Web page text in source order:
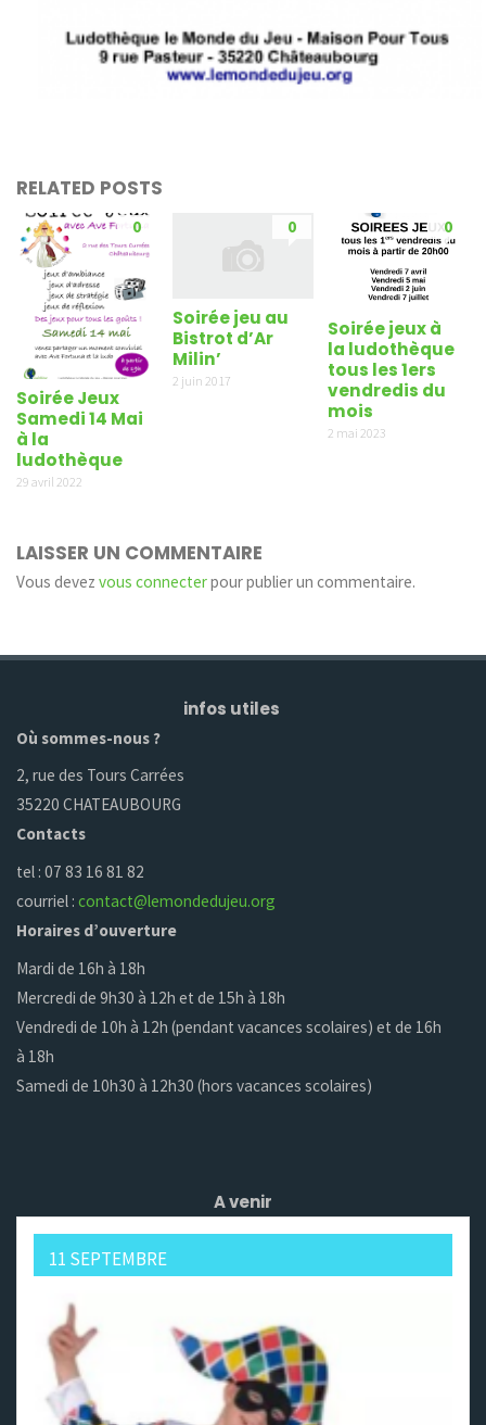
RELATED POSTS
0
Soirée Jeux
Samedi 14 Mai
à la
ludothèque
29 avril 2022
0
Soirée jeu au
Bistrot d’Ar
Milin’
2 juin 2017
0
Soirée jeux à
la ludothèque
tous les 1ers
vendredis du
mois
2 mai 2023
LAISSER UN COMMENTAIRE
Vous devezvous connecterpour publier un commentaire.
infos utiles
Où sommes-nous ?
2, rue des Tours Carrées
35220 CHATEAUBOURG
Contacts
tel : 07 83 16 81 82
courriel :contact@lemondedujeu.org
Horaires d’ouverture
Mardi de 16h à 18h
Mercredi de 9h30 à 12h et de 15h à 18h
Vendredi de 10h à 12h (pendant vacances scolaires) et de 16h
à 18h
Samedi de 10h30 à 12h30 (hors vacances scolaires)
A venir
11 SEPTEMBRE